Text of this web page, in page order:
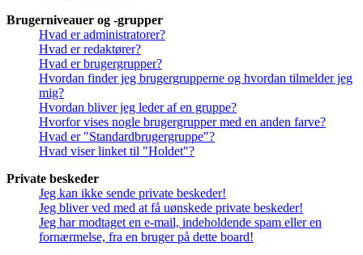
Brugerniveauer og -grupper
Hvad er administratorer?
Hvad er redaktører?
Hvad er brugergrupper?
Hvordan finder jeg brugergrupperne og hvordan tilmelder jeg
mig?
Hvordan bliver jeg leder af en gruppe?
Hvorfor vises nogle brugergrupper med en anden farve?
Hvad er "Standardbrugergruppe"?
Hvad viser linket til "Holdet"?
Private beskeder
Jeg kan ikke sende private beskeder!
Jeg bliver ved med at få uønskede private beskeder!
Jeg har modtaget en e-mail, indeholdende spam eller en
fornærmelse, fra en bruger på dette board!